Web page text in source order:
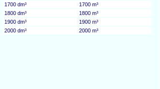
1700 dm³
1700 m³
1800 dm³
1800 m³
1900 dm³
1900 m³
2000 dm³
2000 m³